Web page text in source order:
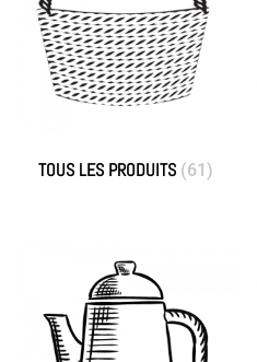
TOUS LES PRODUITS (61)